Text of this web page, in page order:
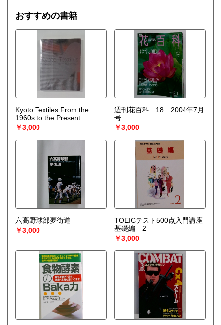
おすすめの書籍
Kyoto Textiles From the
1960s to the Present
￥3,000
週刊花百科 18 2004年7月
号
￥3,000
六高野球部夢街道
￥3,000
TOEICテスト500点入門講座
基礎編 2
￥3,000